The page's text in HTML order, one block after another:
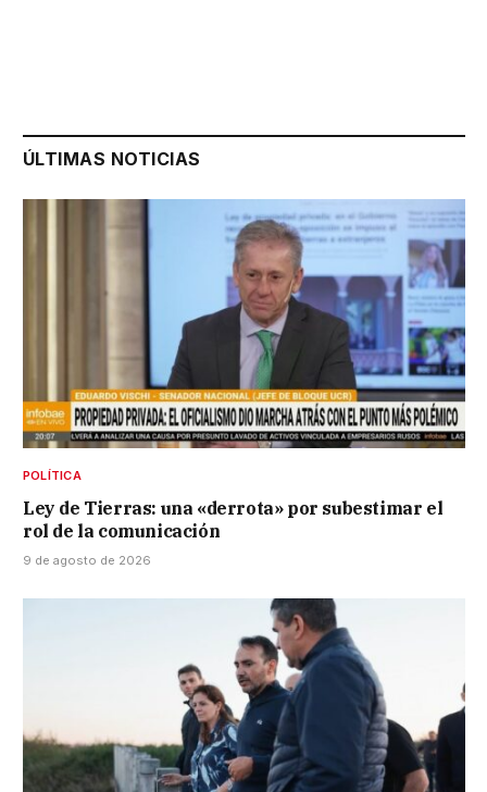
ÚLTIMAS NOTICIAS
POLÍTICA
Ley de Tierras: una «derrota» por subestimar el
rol de la comunicación
9 de agosto de 2026